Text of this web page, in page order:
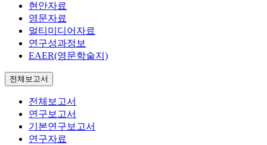
현안자료
영문자료
멀티미디어자료
연구성과정보
EAER(영문학술지)
전체보고서
전체보고서
연구보고서
기본연구보고서
연구자료